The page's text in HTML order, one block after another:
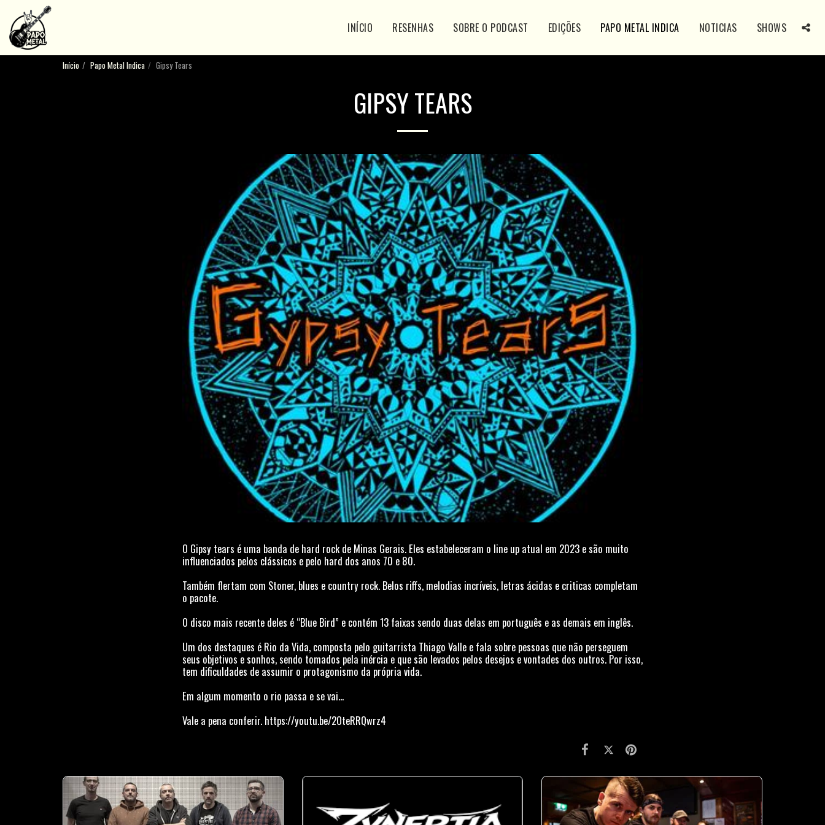
INÍCIO RESENHAS SOBRE O PODCAST EDIÇÕES PAPO METAL INDICA NOTICIAS SHOWS
Início Papo Metal Indica Gipsy Tears
GIPSY TEARS
O Gipsy tears é uma banda de hard rock de Minas Gerais. Eles estabeleceram o line up atual em 2023 e são muito
influenciados pelos clássicos e pelo hard dos anos 70 e 80.
Também flertam com Stoner, blues e country rock. Belos riffs, melodias incríveis, letras ácidas e criticas completam
o pacote.
O disco mais recente deles é “Blue Bird” e contém 13 faixas sendo duas delas em português e as demais em inglês.
Um dos destaques é Rio da Vida, composta pelo guitarrista Thiago Valle e fala sobre pessoas que não perseguem
seus objetivos e sonhos, sendo tomados pela inércia e que são levados pelos desejos e vontades dos outros. Por isso,
tem dificuldades de assumir o protagonismo da própria vida.
Em algum momento o rio passa e se vai...
Vale a pena conferir. https://youtu.be/2OteRRQwrz4